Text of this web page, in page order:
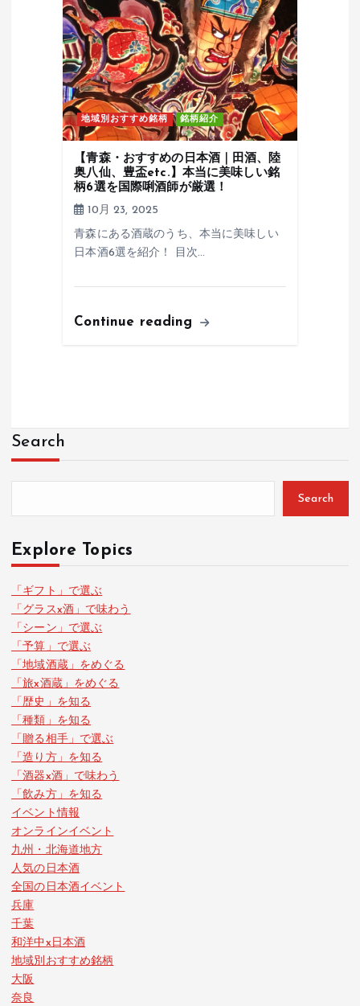
地域別おすすめ銘柄 銘柄紹介
【青森・おすすめの日本酒｜田酒、陸
奥八仙、豊盃etc.】本当に美味しい銘
柄6選を国際唎酒師が厳選！
10月 23, 2025
青森にある酒蔵のうち、本当に美味しい
日本酒6選を紹介！ 目次…
Continue reading
Search
Search
Explore Topics
「ギフト」で選ぶ
「グラスx酒」で味わう
「シーン」で選ぶ
「予算」で選ぶ
「地域酒蔵」をめぐる
「旅x酒蔵」をめぐる
「歴史」を知る
「種類」を知る
「贈る相手」で選ぶ
「造り方」を知る
「酒器x酒」で味わう
「飲み方」を知る
イベント情報
オンラインイベント
九州・北海道地方
人気の日本酒
全国の日本酒イベント
兵庫
千葉
和洋中x日本酒
地域別おすすめ銘柄
大阪
奈良